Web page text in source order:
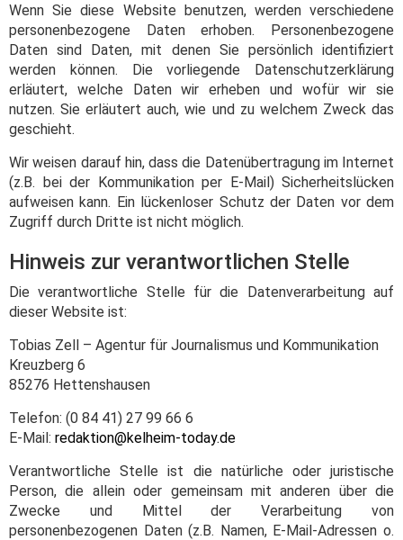
Wenn Sie diese Website benutzen, werden verschiedene
personenbezogene Daten erhoben. Personenbezogene
Daten sind Daten, mit denen Sie persönlich identifiziert
werden können. Die vorliegende Datenschutzerklärung
erläutert, welche Daten wir erheben und wofür wir sie
nutzen. Sie erläutert auch, wie und zu welchem Zweck das
geschieht.
Wir weisen darauf hin, dass die Datenübertragung im Internet
(z.B. bei der Kommunikation per E-Mail) Sicherheitslücken
aufweisen kann. Ein lückenloser Schutz der Daten vor dem
Zugriff durch Dritte ist nicht möglich.
Hinweis zur verantwortlichen Stelle
Die verantwortliche Stelle für die Datenverarbeitung auf
dieser Website ist:
Tobias Zell – Agentur für Journalismus und Kommunikation
Kreuzberg 6
85276 Hettenshausen
Telefon: (0 84 41) 27 99 66 6
E-Mail: redaktion@kelheim-today.de
Verantwortliche Stelle ist die natürliche oder juristische
Person, die allein oder gemeinsam mit anderen über die
Zwecke und Mittel der Verarbeitung von
personenbezogenen Daten (z.B. Namen, E-Mail-Adressen o.